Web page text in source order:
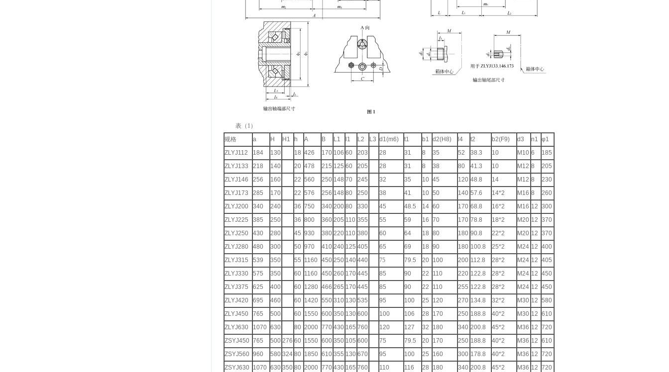
表（1）
规格
a H H1 h A B L1 l1 L2 L3 d1(m6) t1 b1 d2(H8) l4 t2 b2(F9) d3 n1 φ1
ZLYJ112
184 130 18 426 170 106 60 203 28 31 8 35 52 38.3 10 M10 6
185
ZLYJ133
218 140 20 478 215 125 60 205 28 31 8 38 80 41.3 10 M12 8
205
ZLYJ146
256 160 22 560 250 148 70 245 32 35 10 45 120 48.8 14 M12 8
230
ZLYJ173
285 170 22 576 256 148 80 250 38 41 10 50 140 57.6 14*2 M16 8
260
ZLYJ200
340 240 36 750 340 200 80 330 45 48.5 14 60 170 68.8 16*2 M16 12 300
ZLYJ225
385 250 36 800 360 205 110 355 55 59 16 70 170 78.8 18*2 M20 12 370
ZLYJ250
430 280 45 930 380 220 110 380 60 64 18 80 180 90.8 22*2 M20 12 370
ZLYJ280
480 300 50 970 410 240 125 405 65 69 18 90 180 100.8 25*2 M24 12 400
ZLYJ315
539 350 55 1160 450 250 140 440 75 79.5 20 100 200 112.8 28*2 M24 12 405
ZLYJ330
575 350 60 1160 450 260 170 445 85 90 22 110 220 122.8 28*2 M24 12 450
ZLYJ375
625 400 60 1280 466 265 170 445 85 90 22 110 255 122.8 28*2 M24 12 450
ZLYJ420
695 460 60 1420 550 310 130 535 95 100 25 120 270 134.8 32*2 M30 12 580
ZLYJ450
765 500 60 1550 600 350 130 600 100 106 28 170 250 188.8 40*2 M30 12 610
ZLYJ630
1070 630 80 2000 770 430 165 760 120 127 32 180 340 200.8 45*2 M36 12 720
ZSYJ450 765 500 276 60 1550 600 350 105 600 75 79.5 20 170 250 188.8 40*2 M36 12 610
ZSYJ560 960 580 324 80 1850 610 355 130 670 95 100 25 160 300 178.8 40*2 M36 12 720
ZSYJ630 1070 630 350 80 2000 770 430 165 760 110 116 28 180 340 200.8 45*2 M36 12 720